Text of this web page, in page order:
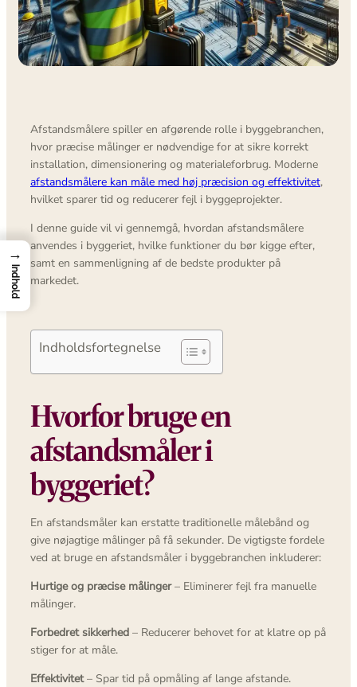
Afstandsmålere spiller en afgørende rolle i byggebranchen,
hvor præcise målinger er nødvendige for at sikre korrekt
installation, dimensionering og materialeforbrug. Moderne
afstandsmålere kan måle med høj præcision og effektivitet,
hvilket sparer tid og reducerer fejl i byggeprojekter.
I denne guide vil vi gennemgå, hvordan afstandsmålere
anvendes i byggeriet, hvilke funktioner du bør kigge efter,
samt en sammenligning af de bedste produkter på
markedet.
Indholdsfortegnelse
Hvorfor bruge en
afstandsmåler i
byggeriet?
En afstandsmåler kan erstatte traditionelle målebånd og
give nøjagtige målinger på få sekunder. De vigtigste fordele
ved at bruge en afstandsmåler i byggebranchen inkluderer:
Hurtige og præcise målinger– Eliminerer fejl fra manuelle
målinger.
Forbedret sikkerhed – Reducerer behovet for at klatre op på
stiger for at måle.
Effektivitet– Spar tid på opmåling af lange afstande.
→
Indhold